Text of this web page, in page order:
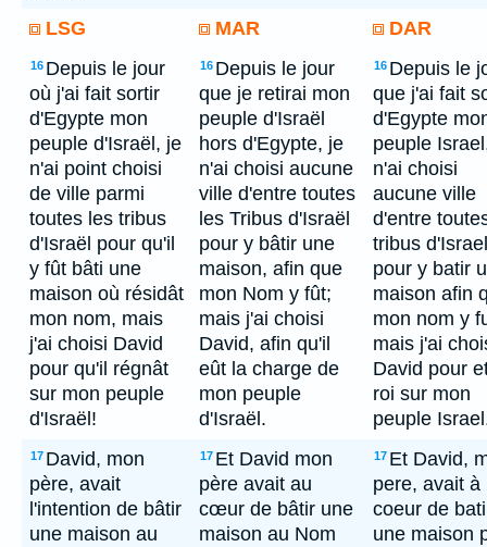
LSG MAR DAR
16 Depuis le jour
où j'ai fait sortir
d'Egypte mon
peuple d'Israël, je
n'ai point choisi
de ville parmi
toutes les tribus
d'Israël pour qu'il
y fût bâti une
maison où résidât
mon nom, mais
j'ai choisi David
pour qu'il régnât
sur mon peuple
d'Israël!
16 Depuis le jour
que je retirai mon
peuple d'Israël
hors d'Egypte, je
n'ai choisi aucune
ville d'entre toutes
les Tribus d'Israël
pour y bâtir une
maison, afin que
mon Nom y fût;
mais j'ai choisi
David, afin qu'il
eût la charge de
mon peuple
d'Israël.
16 Depuis le
que j'ai fait
d'Egypte
peuple
n'ai choisi
aucune ville
d'entre
tribus d'Israel
pour y batir
maison afin
mon nom y
mais j'ai
David pour
roi sur mon
peuple
17 David, mon
père, avait
l'intention de bâtir
une maison au
17 Et David mon
père avait au
cœur de bâtir une
maison au Nom
17 Et David,
pere, avait à
coeur de
une maison